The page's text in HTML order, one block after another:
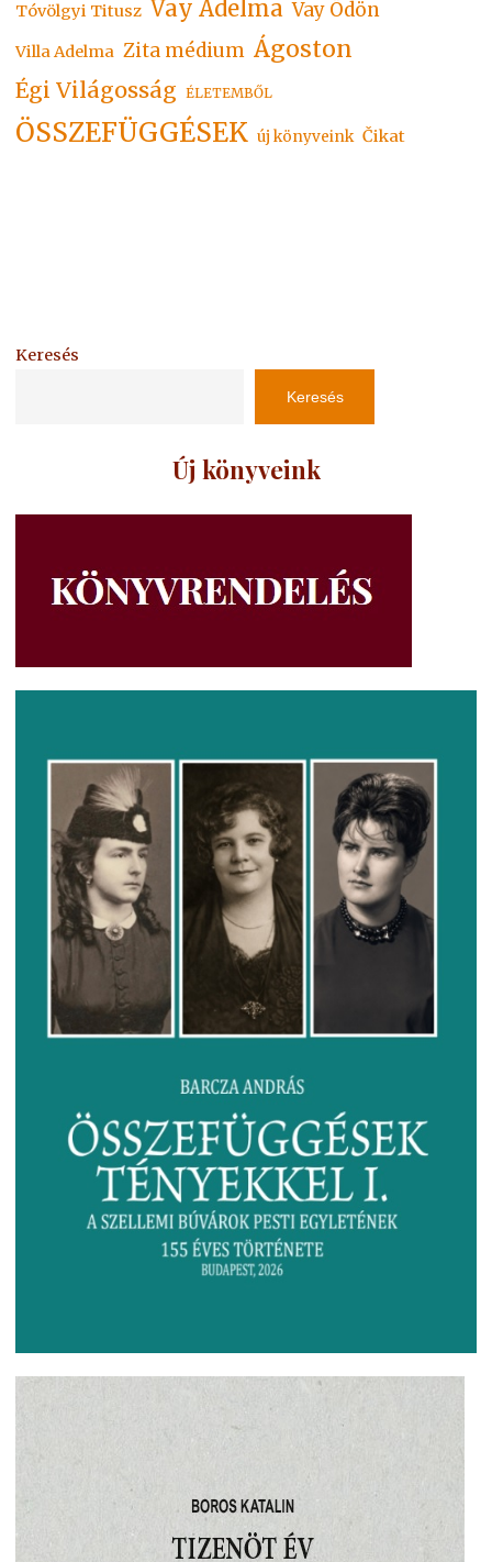
Tóvölgyi Titusz Vay Adelma Vay Ödön
Villa Adelma Zita médium Ágoston
Égi Világosság ÉLETEMBŐL
ÖSSZEFÜGGÉSEK új könyveink Čikat
Keresés
Keresés
Új könyveink